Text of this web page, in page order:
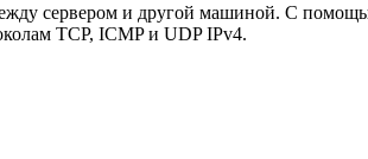
сервером и другой машиной. С
TCP, ICMP и UDP IPv4.